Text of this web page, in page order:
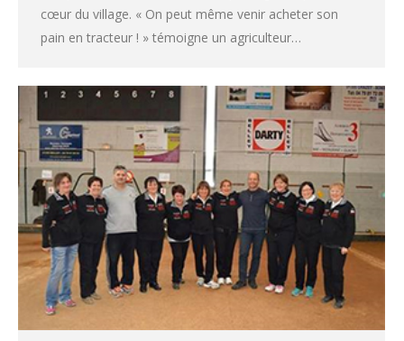
cœur du village. « On peut même venir acheter son
pain en tracteur ! » témoigne un agriculteur…